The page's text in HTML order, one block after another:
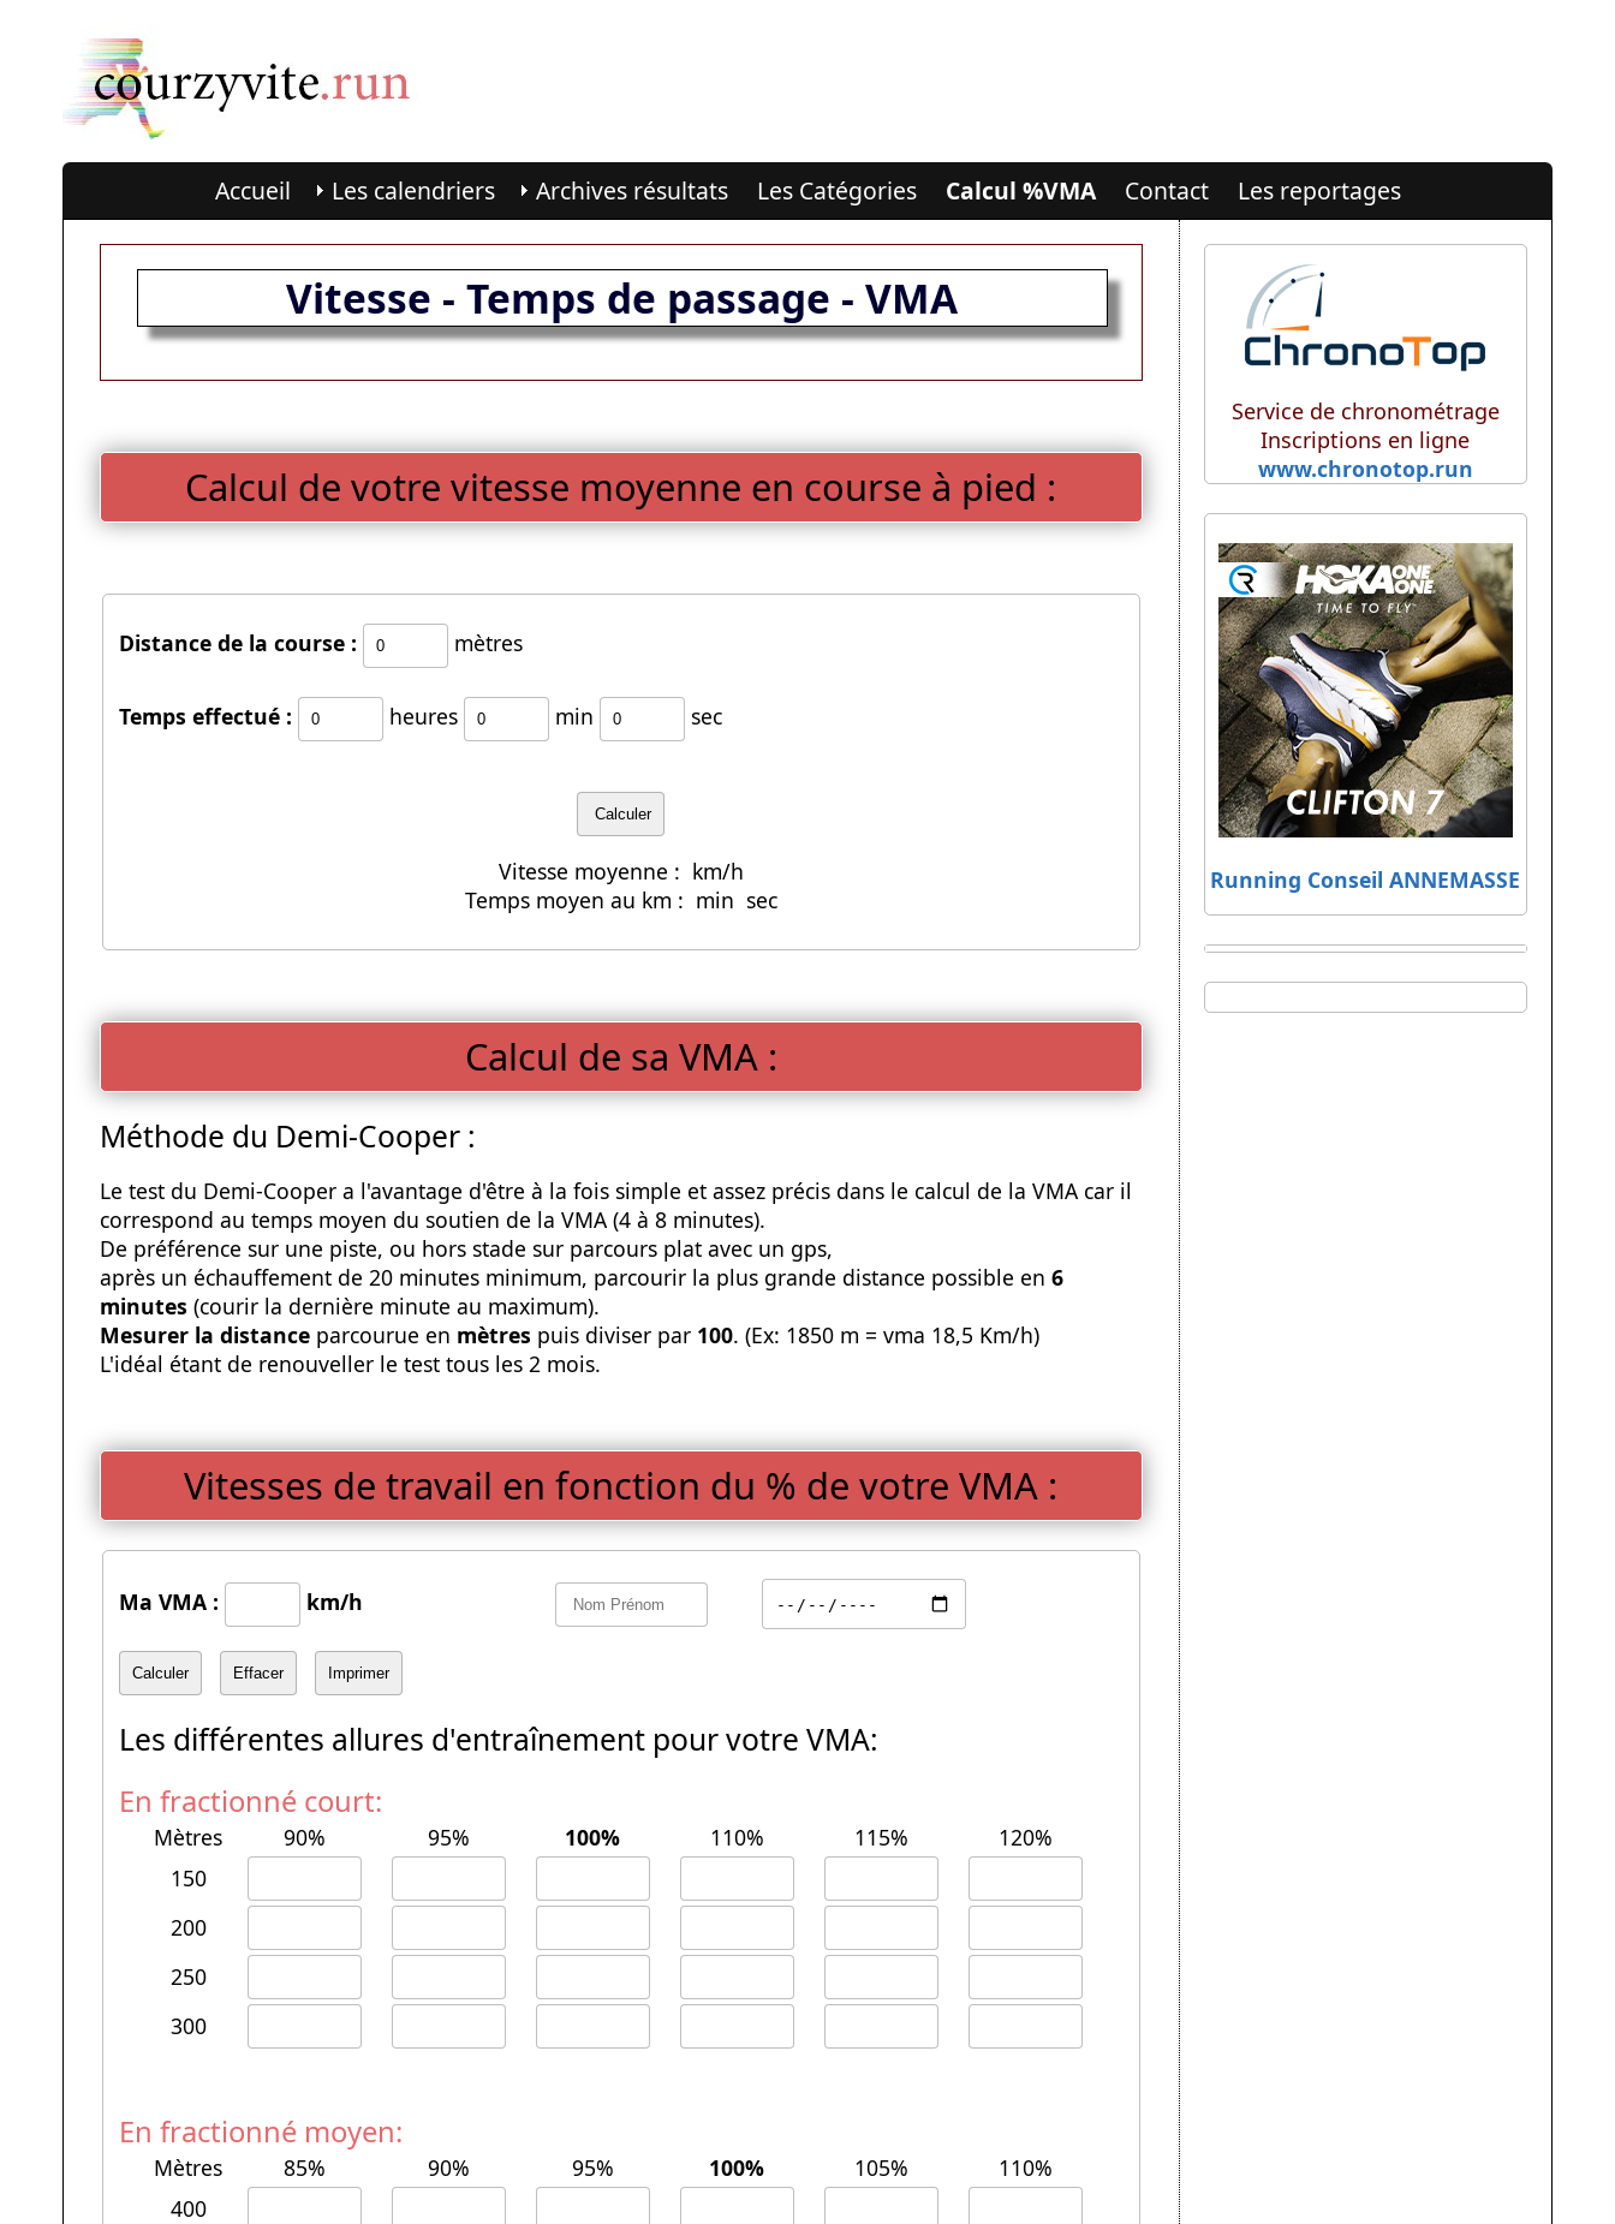
Accueil Les calendriers Archives résultats Les Catégories Calcul %VMA Contact Les reportages
Vitesse - Temps de passage - VMA
Calcul de votre vitesse moyenne en course à pied :
Distance de la course : mètres
Temps effectué : heures min sec
Vitesse moyenne : km/h
Temps moyen au km : min sec
Calcul de sa VMA :
Méthode du Demi-Cooper :
Le test du Demi-Cooper a l'avantage d'être à la fois simple et assez précis dans le calcul de la VMA car il
correspond au temps moyen du soutien de la VMA (4 à 8 minutes).
De préférence sur une piste, ou hors stade sur parcours plat avec un gps,
après un échauffement de 20 minutes minimum, parcourir la plus grande distance possible en 6
minutes (courir la dernière minute au maximum).
Mesurer la distance parcourue en mètres puis diviser par 100. (Ex: 1850 m = vma 18,5 Km/h)
L'idéal étant de renouveller le test tous les 2 mois.
Vitesses de travail en fonction du % de votre VMA :
Ma VMA : km/h
Les différentes allures d'entraînement pour votre VMA:
En fractionné court:
Mètres 90% 95% 100% 110% 115%
120%
150
200
250
300
En fractionné moyen:
Mètres 85% 90% 95% 100% 105%
110%
400
Service de chronométrage
Inscriptions en ligne
www.chronotop.run
Running Conseil ANNEMASSE